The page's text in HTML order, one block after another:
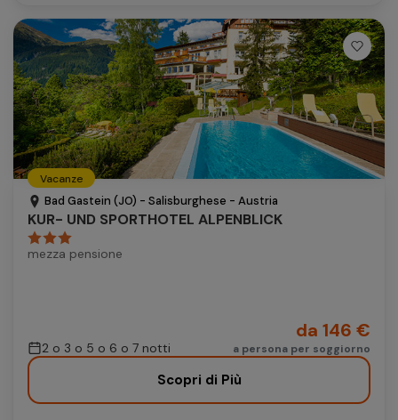
Vacanze
Bad Gastein (JO) - Salisburghese - Austria
KUR- UND SPORTHOTEL ALPENBLICK
mezza pensione
2 o 3 o 5 o 6 o 7 notti
da 146 €
a persona per soggiorno
Scopri di Più